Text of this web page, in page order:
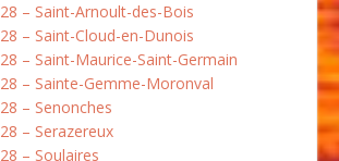
28 – Saint-Arnoult-des-Bois
28 – Saint-Cloud-en-Dunois
28 – Saint-Maurice-Saint-Germain
28 – Sainte-Gemme-Moronval
28 – Senonches
28 – Serazereux
28 – Soulaires